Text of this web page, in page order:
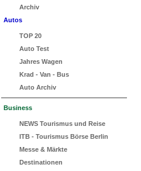
Archiv
Autos
TOP 20
Auto Test
Jahres Wagen
Krad - Van - Bus
Auto Archiv
Business
NEWS Tourismus und Reise
ITB - Tourismus Börse Berlin
Messe & Märkte
Destinationen